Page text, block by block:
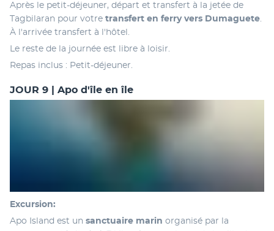
Après le petit-déjeuner, départ et transfert à la jetée de
Tagbilaran pour votre transfert en ferry vers Dumaguete
À l'arrivée transfert à l'hôtel.
Le reste de la journée est libre à loisir.
Repas inclus : Petit-déjeuner.
JOUR 9 | Apo d'île en île
Excursion:
Apo Island est un sanctuaire marin organisé par la